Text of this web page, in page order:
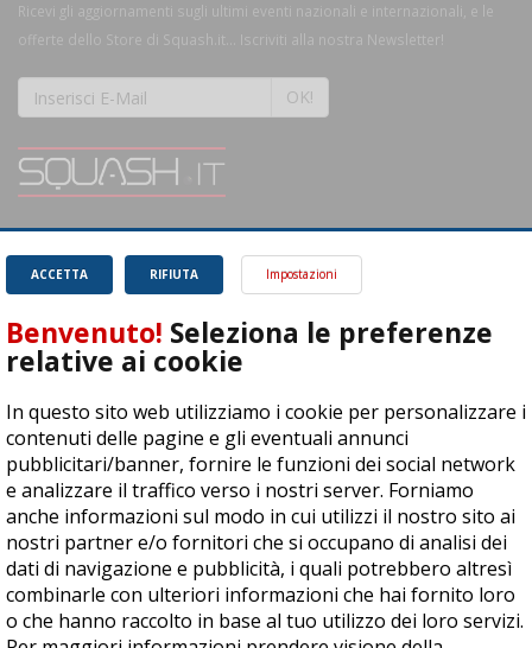
Ricevi gli aggiornamenti sugli ultimi eventi nazionali e internazionali, e le
offerte dello Store di Squash.it... Iscriviti alla nostra Newsletter!
OK!
magnifico sport.
Leggi
RIFIUTA
ACCETTA Impostazioni
Benvenuto! Seleziona le preferenze
relative ai cookie
In questo sito web utilizziamo i cookie per personalizzare i
contenuti delle pagine e gli eventuali annunci
pubblicitari/banner, fornire le funzioni dei social network
e analizzare il traffico verso i nostri server. Forniamo
anche informazioni sul modo in cui utilizzi il nostro sito ai
nostri partner e/o fornitori che si occupano di analisi dei
dati di navigazione e pubblicità, i quali potrebbero altresì
combinarle con ulteriori informazioni che hai fornito loro
o che hanno raccolto in base al tuo utilizzo dei loro servizi.
ASD Let's Sport - Via T. Olivelli 3, 25014 Castenedolo (BS) - P. Iva:
04278030988
© Copyright 2015 | All Rights Reserved - Powered byDynDevice
Privacy Policy Cookie Policy Accessibilità Sitemap